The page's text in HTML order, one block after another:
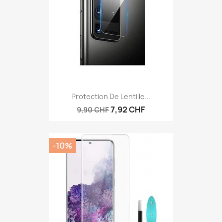
Protection De Lentille...
9,90 CHF7,92 CHF
-10%